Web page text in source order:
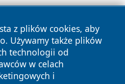
z plików cookies, aby
Używamy także plików
technologii od
w celach
i
Wszystkie prawa